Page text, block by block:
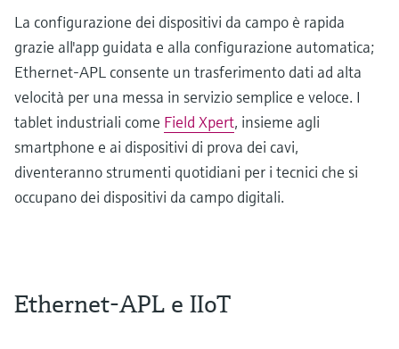
La configurazione dei dispositivi da campo è rapida
grazie all'app guidata e alla configurazione automatica;
Ethernet-APL consente un trasferimento dati ad alta
velocità per una messa in servizio semplice e veloce. I
tablet industriali come Field Xpert, insieme agli
smartphone e ai dispositivi di prova dei cavi,
diventeranno strumenti quotidiani per i tecnici che si
occupano dei dispositivi da campo digitali.
Ethernet-APL e IIoT